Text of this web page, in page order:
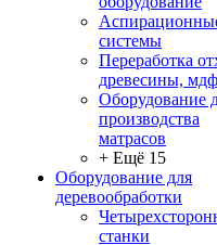
системы
Переработка
древесины,
Оборудование
производства
матрасов
+ Ещё 15
Оборудование для
деревообработки
станки